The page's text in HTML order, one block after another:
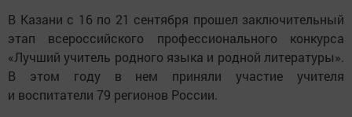
В Казани с 16 по 21 сентября прошел заключительный
этап всероссийского профессионального конкурса
«Лучший учитель родного языка и родной литературы».
В этом году в нем приняли участие учителя
и воспитатели 79 регионов России.